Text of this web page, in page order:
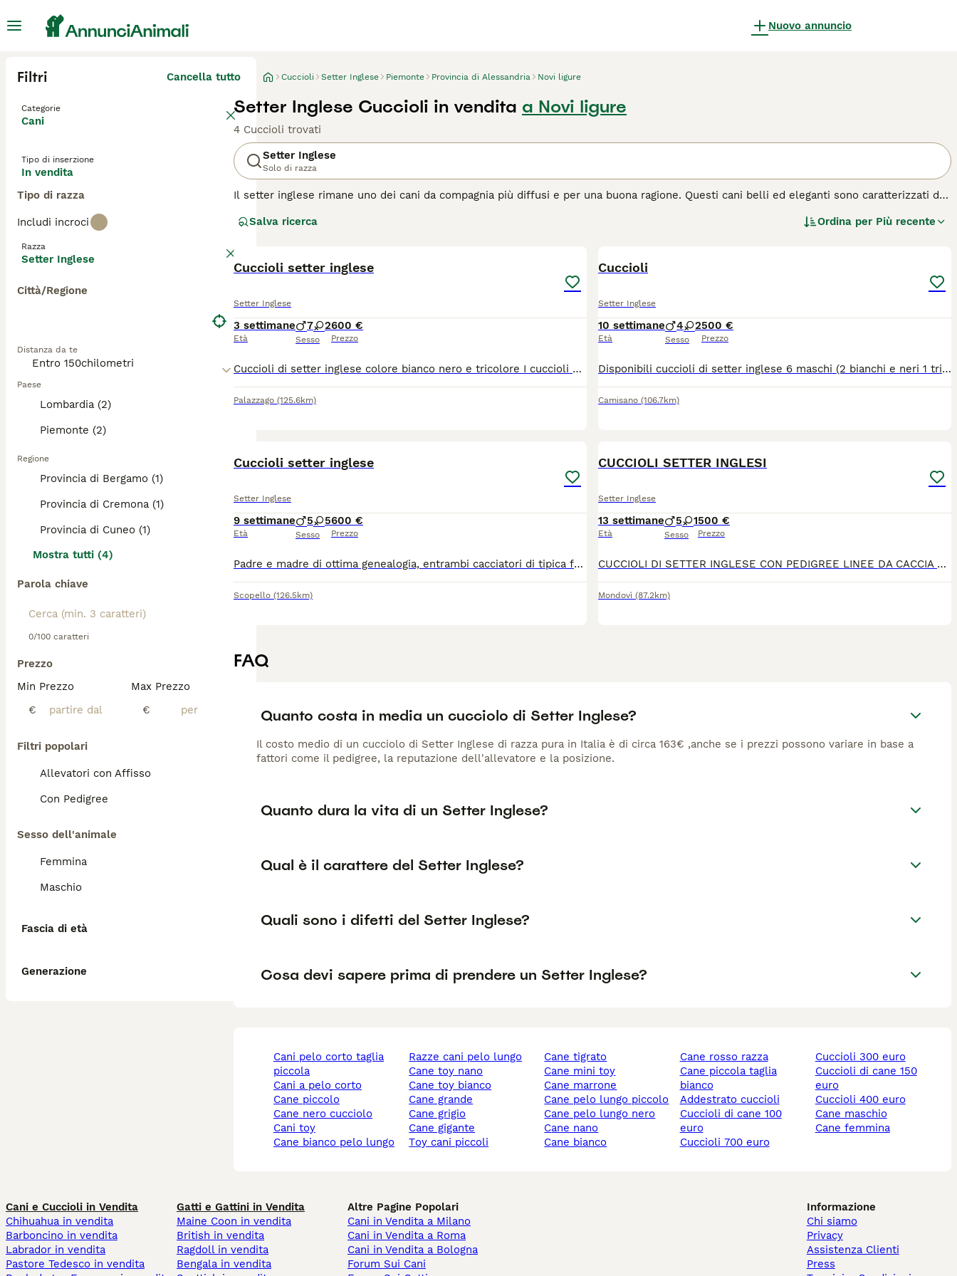
Nuovo annuncio
Filtri Cancella tutto
Categorie
Cani
Tipo di inserzione
In vendita
Tipo di razza
Includi incroci
Razza
Setter Inglese
Città/Regione
Distanza da te
Paese
Lombardia (2)
Piemonte (2)
Regione
Provincia di Bergamo (1)
Provincia di Cremona (1)
Provincia di Cuneo (1)
Mostra tutti (4)
Parola chiave
0/100 caratteri
Prezzo
Min Prezzo
€
Max Prezzo
€
Filtri popolari
Allevatori con Affisso
Con Pedigree
Sesso dell'animale
Femmina
Maschio
Fascia di età
Generazione
Cuccioli Setter Inglese Piemonte Provincia di Alessandria Novi ligure
Setter Inglese Cuccioli in vendita a Novi ligure
4 Cuccioli trovati
Setter Inglese
Solo di razza
Il setter inglese rimane uno dei cani da compagnia più diffusi e per una buona ragione. Questi cani belli ed eleganti sono caratterizzati da
inglese è conosciuto per il suo bell'aspetto ma è la sua natura amichevole, dolce e intelligente che lo distingue dalla folla. In breve, i
Leggi lanostra pagina di consigli sul Setter Inglese per informazioni su questa razza di cane.
Salva ricerca Ordina per Più recente
Cuccioli setter inglese
Setter Inglese
3 settimane
Età
7 2
Sesso
600 €
Prezzo
Cuccioli di setter inglese colore bianco nero e tricolore I cuccioli saranno ceduti iscritti al libro genealogico con tre sverminaziini, microchippati e con vaccinati con ceppi e L4, con un richiamo da effettuare
Palazzago (125.6km)
Cuccioli
Setter Inglese
10 settimane
Età
4 2
Sesso
500 €
Prezzo
Disponibili cuccioli di setter inglese 6 maschi (2 bianchi e neri 1 tricolore e 2 bianchi e arancio, 2 femmine bianche e arancio) per info 3460874473
Camisano (106.7km)
Cuccioli setter inglese
Setter Inglese
9 settimane
Età
5 5
Sesso
600 €
Prezzo
Padre e madre di ottima genealogia, entrambi cacciatori di tipica fauna alpina e beccacce. Cuccioli nati il 2 giugno e disponibili 4 maschi e due femmine .
Scopello (126.5km)
CUCCIOLI SETTER INGLESI
Setter Inglese
13 settimane
Età
5 1
Sesso
500 €
Prezzo
CUCCIOLI DI SETTER INGLESE CON PEDIGREE LINEE DA CACCIA 🐶🐶🐶🐶🐶 Disponibili cuccioli di Setter Inglese nati a inizio maggio. - 7 maschi - 1 femmina -Cuccioli con pedigree -Genitori entrambi con pedigree e importanti linee da caccia e vari titoli per gare di caccia Possibilità di vedere i cuccioli a Mondovì (CN).
Mondovì (87.2km)
FAQ
Quanto costa in media un cucciolo di Setter Inglese?
Il costo medio di un cucciolo di Setter Inglese di razza pura in Italia è di circa 163€ ,anche se i prezzi possono variare in base a
fattori come il pedigree, la reputazione dell'allevatore e la posizione.
Quanto dura la vita di un Setter Inglese?
Qual è il carattere del Setter Inglese?
Quali sono i difetti del Setter Inglese?
Cosa devi sapere prima di prendere un Setter Inglese?
cani pelo corto taglia
piccola
cani a pelo corto
cane piccolo
cane nero cucciolo
cani toy
cane bianco pelo lungo
razze cani pelo lungo
cane toy nano
cane toy bianco
cane grande
cane grigio
cane gigante
toy cani piccoli
cane tigrato
cane mini toy
cane marrone
cane pelo lungo piccolo
cane pelo lungo nero
cane nano
cane bianco
cane rosso razza
cane piccola taglia
bianco
addestrato cuccioli
cuccioli di cane 100
euro
cuccioli 700 euro
cuccioli 300 euro
cuccioli di cane 150
euro
cuccioli 400 euro
cane maschio
cane femmina
Cani e Cuccioli in Vendita
Chihuahua in vendita
Barboncino in vendita
Labrador in vendita
Pastore Tedesco in vendita
Gatti e Gattini in Vendita
Maine Coon in vendita
British in vendita
Ragdoll in vendita
Bengala in vendita
Altre Pagine Popolari
Cani in Vendita a Milano
Cani in Vendita a Roma
Cani in Vendita a Bologna
Forum Sui Cani
Informazione
Chi siamo
Privacy
Assistenza Clienti
Press